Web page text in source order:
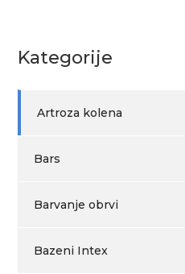
Kategorije
Artroza kolena
Bars
Barvanje obrvi
Bazeni Intex